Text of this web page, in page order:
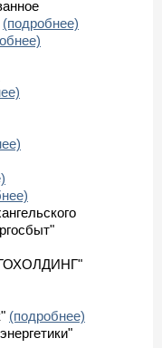
(подробнее)
(подробнее)